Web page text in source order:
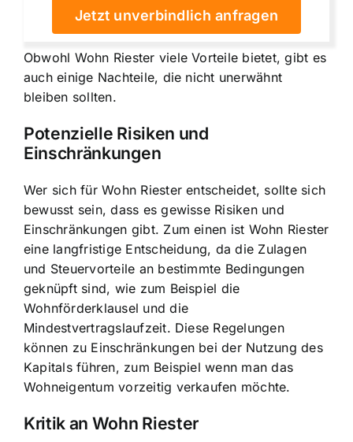
Jetzt unverbindlich anfragen
Obwohl Wohn Riester viele Vorteile bietet, gibt es
auch einige Nachteile, die nicht unerwähnt
bleiben sollten.
Potenzielle Risiken und
Einschränkungen
Wer sich für Wohn Riester entscheidet, sollte sich
bewusst sein, dass es gewisse Risiken und
Einschränkungen gibt. Zum einen ist Wohn Riester
eine langfristige Entscheidung, da die Zulagen
und Steuervorteile an bestimmte Bedingungen
geknüpft sind, wie zum Beispiel die
Wohnförderklausel und die
Mindestvertragslaufzeit. Diese Regelungen
können zu Einschränkungen bei der Nutzung des
Kapitals führen, zum Beispiel wenn man das
Wohneigentum vorzeitig verkaufen möchte.
Kritik an Wohn Riester